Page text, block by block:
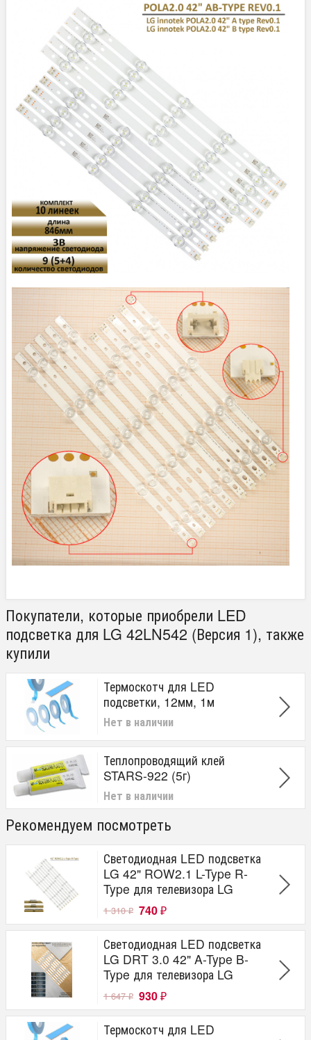
Покупатели, которые приобрели LED
подсветка для LG 42LN542 (Версия 1), также
купили
Термоскотч для LED
подсветки, 12мм, 1м
Нет в наличии
Теплопроводящий клей
STARS-922 (5г)
Нет в наличии
Рекомендуем посмотреть
Светодиодная LED подсветка
LG 42" ROW2.1 L-Type R-
Type для телевизора LG
1 310₽ 740 ₽
Светодиодная LED подсветка
LG DRT 3.0 42" A-Type B-
Type для телевизора LG
1 647₽ 930 ₽
Термоскотч для LED